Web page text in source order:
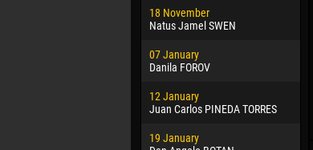
18 November
Natus Jamel SWEN
07 January
Danila FOROV
12 January
Juan Carlos PINEDA TORRES
19 January